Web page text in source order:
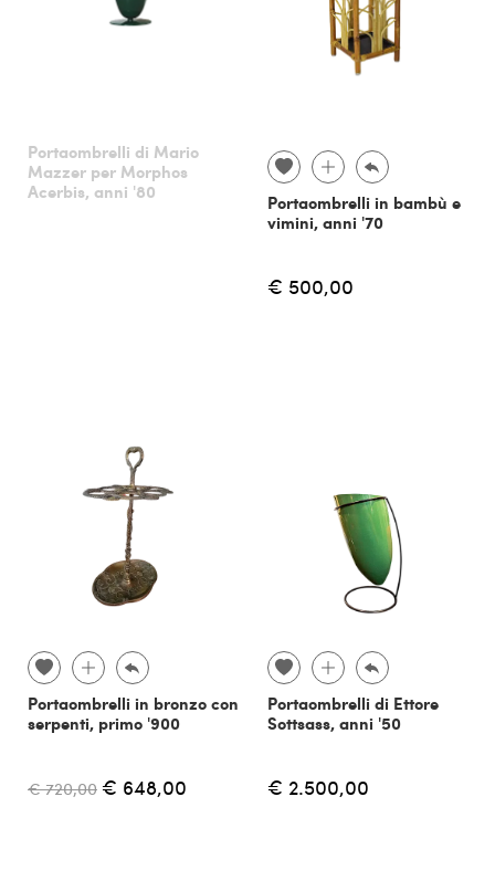
Portaombrelli di Mario
Mazzer per Morphos
Acerbis, anni '80
Portaombrelli in bambù e
vimini, anni '70
€ 500,00
Portaombrelli in bronzo con
serpenti, primo '900
€ 720,00 € 648,00
Portaombrelli di Ettore
Sottsass, anni '50
€ 2.500,00